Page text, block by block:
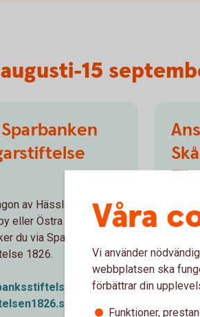
15
av Hässleholm,
eller Östra Göinge
du via Sparbanken
1826.
Höör,
du
Färs
Våra
Vi använder
webbplatsen ska
förbättrar din
Funktioner,